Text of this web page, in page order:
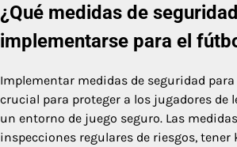
¿Qué medidas de
implementarse para el
Implementar medidas de seguridad
crucial para proteger a los jugadores de
un entorno de juego seguro. Las
inspecciones regulares de riesgos,